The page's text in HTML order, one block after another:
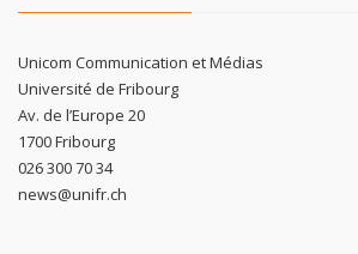
Unicom Communication et Médias
Université de Fribourg
Av. de l’Europe 20
1700 Fribourg
026 300 70 34
news@unifr.ch